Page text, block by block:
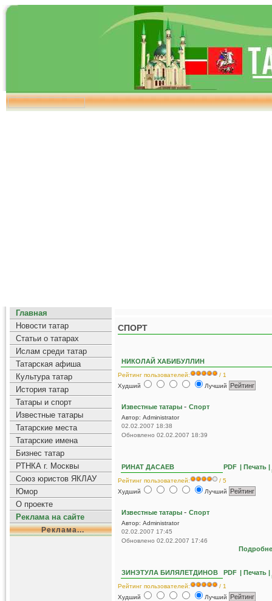
Главная
Новости татар
Статьи о татарах
Ислам среди татар
Татарская афиша
Культура татар
История татар
Татары и спорт
Известные татары
Татарские места
Татарские имена
Бизнес татар
РТНКА г. Москвы
Союз юристов ЯКЛАУ
Юмор
О проекте
Реклама на сайте
Реклама...
СПОРТ
НИКОЛАЙ ХАБИБУЛЛИН
Рейтинг пользователей:
/ 1
Худший
Лучший
Известные татары - Спорт
Автор: Administrator
02.02.2007 18:38
Обновлено 02.02.2007 18:39
РИНАТ ДАСАЕВ PDF | Печать |
Рейтинг пользователей:
/ 5
Худший
Лучший
Известные татары - Спорт
Автор: Administrator
02.02.2007 17:45
Обновлено 02.02.2007 17:46
ЗИНЭТУЛА БИЛЯЛЕТДИНОВ PDF | Печать |
Рейтинг пользователей:
/ 1
Худший
Лучший